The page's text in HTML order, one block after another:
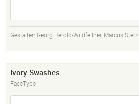
Gestalter: Georg Herold-Wildfellner, Marcus Sterz
Ivory Swashes
FaceType